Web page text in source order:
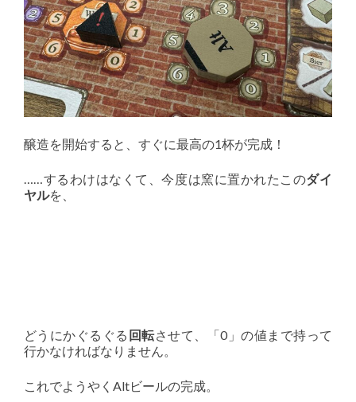
醸造を開始すると、すぐに最高の1杯が完成！
……するわけはなくて、今度は窯に置かれたこのダイ
ヤルを、
どうにかぐるぐる 回転させて、「0」の値まで持って
行かなければなりません。
これでようやくAltビールの完成。